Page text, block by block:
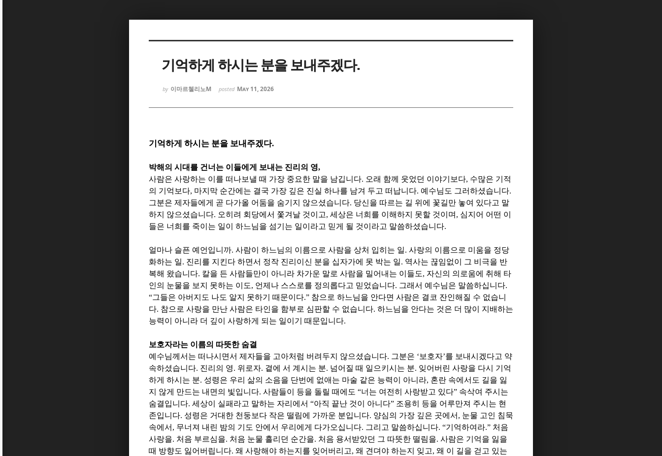
기억하게 하시는 분을 보내주겠다.
by 이마르첼리노M posted May 11, 2026
기억하게 하시는 분을 보내주겠다.
박해의 시대를 건너는 이들에게 보내는 진리의 영,
사람은 사랑하는 이를 떠나보낼 때 가장 중요한 말을 남깁니다. 오래 함께 웃었던 이야기보다, 수많은 기적
의 기억보다, 마지막 순간에는 결국 가장 깊은 진실 하나를 남겨 두고 떠납니다. 예수님도 그러하셨습니다.
그분은 제자들에게 곧 다가올 어둠을 숨기지 않으셨습니다. 당신을 따르는 길 위에 꽃길만 놓여 있다고 말
하지 않으셨습니다. 오히려 회당에서 쫓겨날 것이고, 세상은 너희를 이해하지 못할 것이며 , 심지어 어떤 이
들은 너희를 죽이는 일이 하느님을 섬기는 일이라고 믿게 될 것이라고 말씀하셨습니다.
얼마나 슬픈 예언입니까. 사람이 하느님의 이름으로 사람을 상처 입히는 일. 사랑의 이름으로 미움을 정당
화하는 일. 진리를 지킨다 하면서 정작 진리이신 분을 십자가에 못 박는 일. 역사는 끊임없이 그 비극을 반
복해 왔습니다. 칼을 든 사람들만이 아니라 차가운 말로 사람을 밀어내는 이들도, 자신의 의로움에 취해 타
인의 눈물을 보지 못하는 이도, 언제나 스스로를 정의롭다고 믿었습니다. 그래서 예수님은 말씀하십니다.
“그들은 아버지도 나도 알지 못하기 때문이다.” 참으로 하느님을 안다면 사람은 결코 잔인해질 수 없습니
다. 참으로 사랑을 만난 사람은 타인을 함부로 심판할 수 없습니다. 하느님을 안다는 것은 더 많이 지배하는
능력이 아니라 더 깊이 사랑하게 되는 일이기 때문입니다.
보호자라는 이름의 따뜻한 숨결
예수님께서는 떠나시면서 제자들을 고아처럼 버려두지 않으셨습니다. 그분은 ‘ 보호자’를 보내시겠다고 약
속하셨습니다. 진리의 영. 위로자. 곁에 서 계시는 분. 넘어질 때 일으키시는 분. 잊어버린 사랑을 다시 기억
하게 하시는 분. 성령은 우리 삶의 소음을 단번에 없애는 마술 같은 능력이 아니라, 혼란 속에서도 길을 잃
지 않게 만드는 내면의 빛입니다. 사람들이 등을 돌릴 때에도 “너는 여전히 사랑받고 있다” 속삭여 주시는
숨결입니다. 세상이 실패라고 말하는 자리에서 “아직 끝난 것이 아니다” 조용히 등을 어루만져 주시는 현
존입니다. 성령은 거대한 천둥보다 작은 떨림에 가까운 분입니다. 양심의 가장 깊은 곳에서 , 눈물 고인 침묵
속에서 , 무너져 내린 밤의 기도 안에서 우리에게 다가오십니다. 그리고 말씀하십니다. “기억하여라.” 처음
사랑을. 처음 부르심을. 처음 눈물 흘리던 순간을. 처음 용서받았던 그 따뜻한 떨림을. 사람은 기억을 잃을
때 방향도 잃어버립니다. 왜 사랑해야 하는지를 잊어버리고, 왜 견뎌야 하는지 잊고, 왜 이 길을 걷고 있는
Sketchbook5, 스케치북5
Sketchbook5, 스케치북5